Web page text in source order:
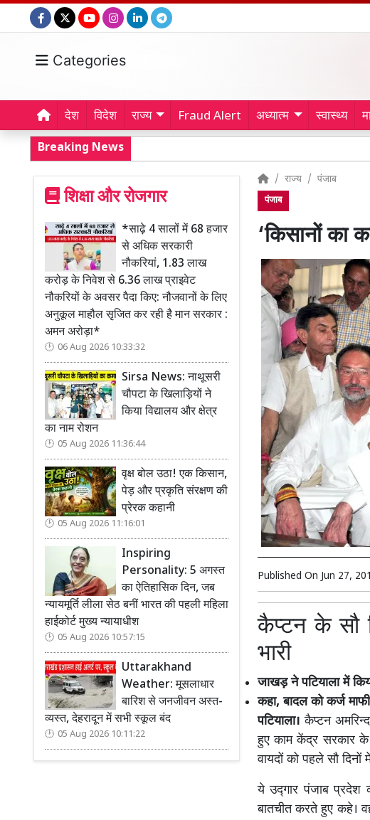
Categories
देश विदेश राज्य Fraud Alert अध्यात्म स्वास्थ्य
Breaking News
शिक्षा और रोजगार
*साढ़े 4 सालों में 68 हजार
से अधिक सरकारी
नौकरियां, 1.83 लाख
करोड़ के निवेश से 6.36 लाख प्राइवेट
नौकरियों के अवसर पैदा किए: नौजवानों के लिए
अनुकूल माहौल सृजित कर रही है मान सरकार :
अमन अरोड़ा*
06 Aug 2026 10:33:32
Sirsa News: नाथूसरी
चौपटा के खिलाड़ियों ने
किया विद्यालय और क्षेत्र
का नाम रोशन
05 Aug 2026 11:36:44
वृक्ष बोल उठा! एक किसान,
पेड़ और प्रकृति संरक्षण की
प्रेरक कहानी
05 Aug 2026 11:16:01
Inspiring
Personality: 5 अगस्त
का ऐतिहासिक दिन, जब
न्यायमूर्ति लीला सेठ बनीं भारत की पहली महिला
हाईकोर्ट मुख्य न्यायाधीश
05 Aug 2026 10:57:15
Uttarakhand
Weather: मूसलाधार
बारिश से जनजीवन अस्त-
व्यस्त, देहरादून में सभी स्कूल बंद
05 Aug 2026 10:11:22
राज्य पंजाब
पंजाब
‘किसानों का
Published On Jun 27,
कैप्टन के सौ
भारी
जाखड़ ने पटियाला में
कहा, बादल को कर्ज
पटियाला। कैप्टन
हुए काम केंद्र सरकार के
वायदों को पहले सौ
ये उद्गार पंजाब प्रदेश
बातचीत करते हुए कहे।